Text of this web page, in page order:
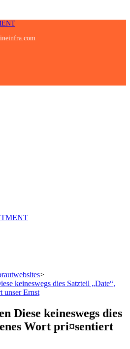
>
keineswegs dies Satzteil „Date“,
unser Ernst
Diese keineswegs dies
Wort pri¤sentiert